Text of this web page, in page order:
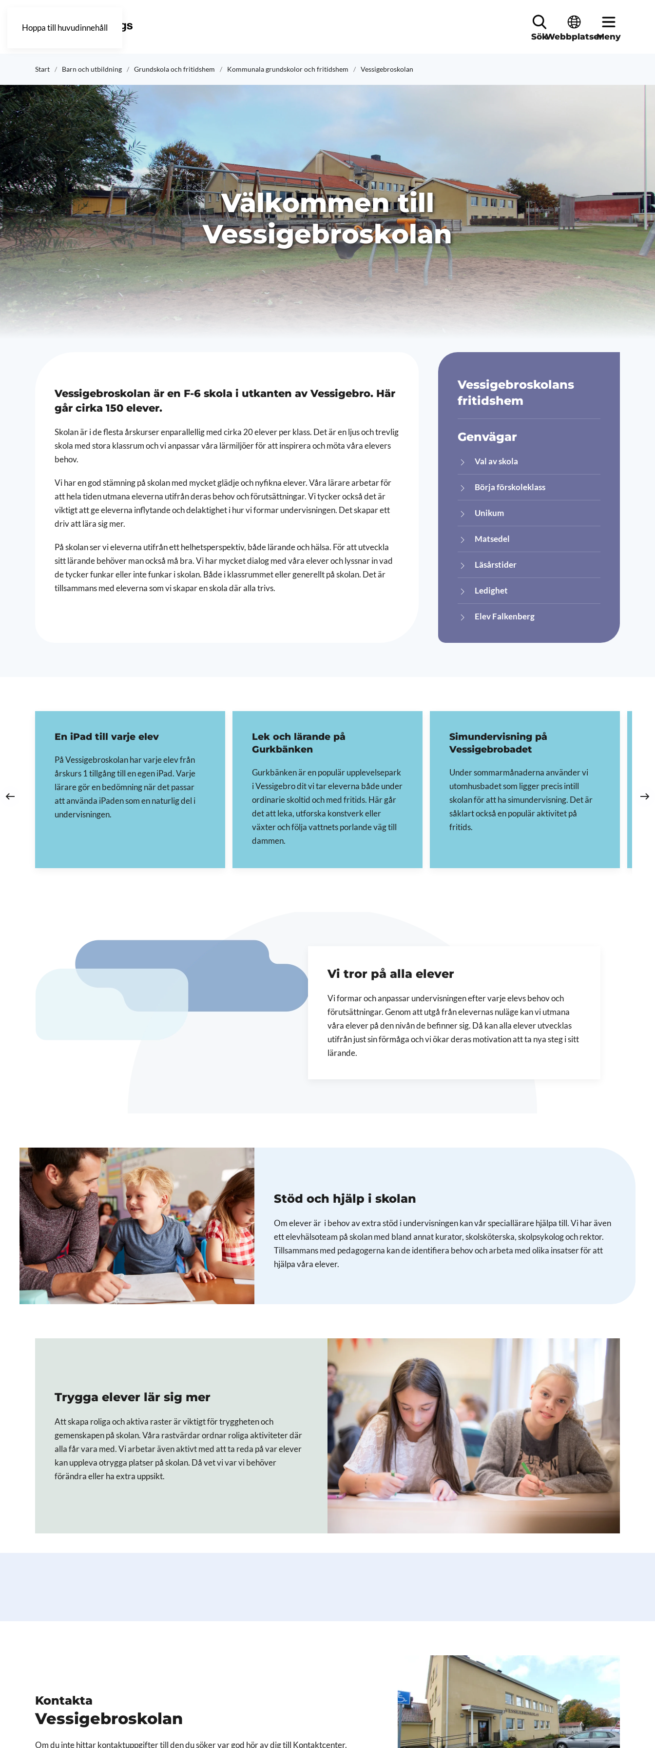
Hoppa till huvudinnehåll
SökWebbplatserMeny
Start Barn och utbildning Grundskola och fritidshem Kommunala grundskolor och fritidshem Vessigebroskolan
Välkommen till
Vessigebroskolan
Vessigebroskolan är en F-6 skola i utkanten av Vessigebro. Här
går cirka 150 elever.
Skolan är i de flesta årskurser enparallellig med cirka 20 elever per klass. Det är en ljus och trevlig
skola med stora klassrum och vi anpassar våra lärmiljöer för att inspirera och möta våra elevers
behov.
Vi har en god stämning på skolan med mycket glädje och nyfikna elever. Våra lärare arbetar för
att hela tiden utmana eleverna utifrån deras behov och förutsättningar. Vi tycker också det är
viktigt att ge eleverna inflytande och delaktighet i hur vi formar undervisningen. Det skapar ett
driv att lära sig mer.
På skolan ser vi eleverna utifrån ett helhetsperspektiv, både lärande och hälsa. För att utveckla
sitt lärande behöver man också må bra. Vi har mycket dialog med våra elever och lyssnar in vad
de tycker funkar eller inte funkar i skolan. Både i klassrummet eller generellt på skolan. Det är
tillsammans med eleverna som vi skapar en skola där alla trivs.
Vessigebroskolans
fritidshem
Genvägar
Val av skola
Börja förskoleklass
Unikum
Matsedel
Läsårstider
Ledighet
Elev Falkenberg
En iPad till varje elev
På Vessigebroskolan har varje elev från
årskurs 1 tillgång till en egen iPad. Varje
lärare gör en bedömning när det passar
att använda iPaden som en naturlig del i
undervisningen.
Lek och lärande på
Gurkbänken
Gurkbänken är en populär upplevelsepark
i Vessigebro dit vi tar eleverna både under
ordinarie skoltid och med fritids. Här går
det att leka, utforska konstverk eller
växter och följa vattnets porlande väg till
dammen.
Simundervisning på
Vessigebrobadet
Under sommarmånaderna använder vi
utomhusbadet som ligger precis intill
skolan för att ha simundervisning. Det är
såklart också en populär aktivitet på
fritids.
Vi tror på alla elever
Vi formar och anpassar undervisningen efter varje elevs behov och
förutsättningar. Genom att utgå från elevernas nuläge kan vi utmana
våra elever på den nivån de befinner sig. Då kan alla elever utvecklas
utifrån just sin förmåga och vi ökar deras motivation att ta nya steg i sitt
lärande.
Stöd och hjälp i skolan
Om elever är i behov av extra stöd i undervisningen kan vår speciallärare hjälpa till. Vi har även
ett elevhälsoteam på skolan med bland annat kurator, skolsköterska, skolpsykolog och rektor.
Tillsammans med pedagogerna kan de identifiera behov och arbeta med olika insatser för att
hjälpa våra elever.
Trygga elever lär sig mer
Att skapa roliga och aktiva raster är viktigt för tryggheten och
gemenskapen på skolan. Våra rastvärdar ordnar roliga aktiviteter där
alla får vara med. Vi arbetar även aktivt med att ta reda på var elever
kan uppleva otrygga platser på skolan. Då vet vi var vi behöver
förändra eller ha extra uppsikt.
Kontakta
Vessigebroskolan
Om du inte hittar kontaktuppgifter till den du söker var god hör av dig till Kontaktcenter.